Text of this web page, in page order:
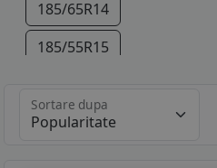
185/65R14
185/55R15
205/50R15
Sortare dupa